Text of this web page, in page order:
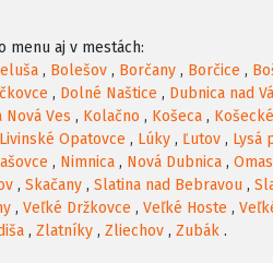
menu aj v mestách:
, Bolešov , Borčany , Borčice ,
, Dolné Naštice , Dubnica nad
Nová Ves , Kolačno , Košeca ,
Livinské Opatovce , Lúky , Ľutov , Lysá
, Nimnica , Nová Dubnica ,
, Skačany , Slatina nad Bebravou ,
, Veľké Držkovce , Veľké Hoste ,
, Zlatníky , Zliechov , Zubák .